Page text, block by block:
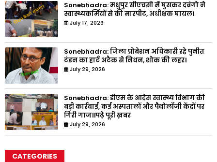
Sonebhadra: मधुपुर सीएचसी में घुसकर दबंगो ने
स्वास्थ्यकर्मियों से की मारपीट, अधीक्षक घायल।
July 17, 2026
Sonebhadra: जिला प्रोबेशन अधिकारी रहे पुनीत
टंडन का हार्ट अटैक से निधन, शोक की लहर।
July 29, 2026
Sonebhadra: डीएम के आदेस स्वास्थ्य विभाग की
बड़ी कार्रवाई, कई अस्पतालों और पैथोलॉजी केंद्रों पर
गिरी गाज।।पढ़े पूरी ख़बर
July 29, 2026
CATEGORIES